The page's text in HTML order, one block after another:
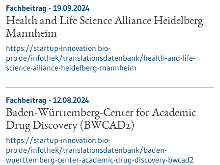
Fachbeitrag - 19.09.2024
Health and Life Science Alliance Heidelberg
Mannheim
https://startup-innovation.bio-
pro.de/infothek/translationsdatenbank/health-and-life-
science-alliance-heidelberg-mannheim
Fachbeitrag - 12.08.2024
Baden-Württemberg-Center for Academic
Drug Discovery (BWCAD2)
https://startup-innovation.bio-
pro.de/infothek/translationsdatenbank/baden-
wuerttemberg-center-academic-drug-discovery-bwcad2